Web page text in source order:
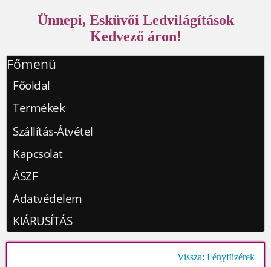
Ünnepi, Esküvői Ledvilágítások
Kedvező áron!
Főmenü
Főoldal
Termékek
Szállítás-Átvétel
Kapcsolat
ÁSZF
Adatvédelem
KIÁRUSÍTÁS
Vissza: Fényfüzérek